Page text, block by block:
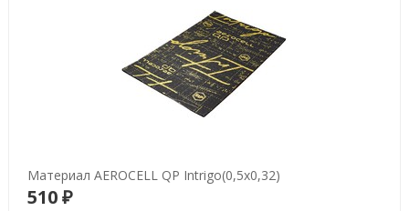
Материал AEROCELL QP Intrigo(0,5х0,32)
510 ₽